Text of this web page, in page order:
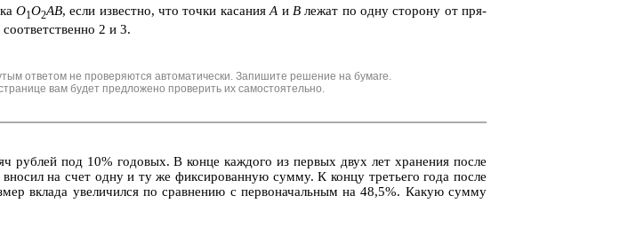
O1O2AB, если из­вест­но, что точки ка­са­нияА и Влежат по одну сто­ро­ну от пря­
2 и 3.
ответом не проверяются автоматически. Запишите решение на бумаге.
вам будет предложено проверить их самостоятельно.
руб­лей под 10% го­до­вых. В конце каж­до­го из пер­вых двух лет хра­не­ния после
на счет одну и ту же фик­си­ро­ван­ную сумму. К концу тре­тье­го года после
вкла­да уве­ли­чил­ся по срав­не­нию с пер­во­на­чаль­ным на 48,5%. Какую сумму